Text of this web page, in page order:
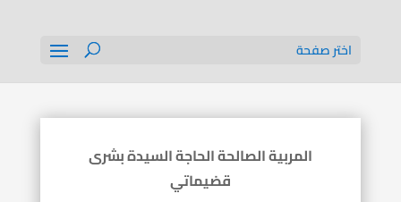
اختر صفحة
المربية الصالحة الحاجة السيدة بشرى
قضيماتي